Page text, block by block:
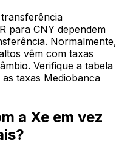
para CNY dependem
Normalmente,
vêm com taxas
Verifique a tabela
taxas Mediobanca
a Xe em vez